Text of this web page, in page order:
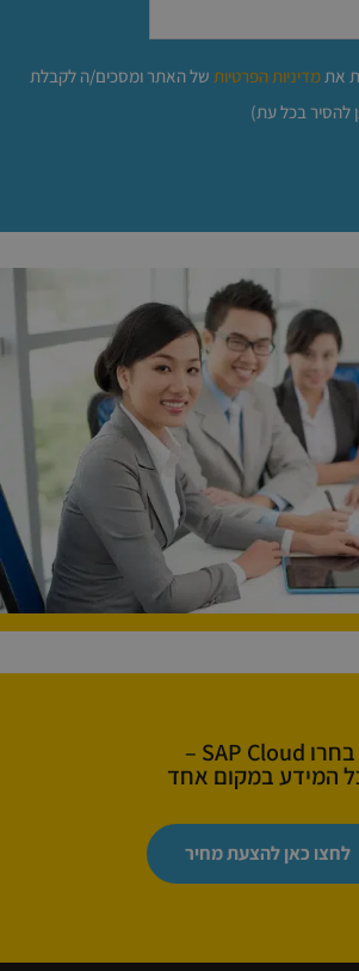
אתמדיניות הפרטיות של האתר ומסכים/ה לקבלת
להסיר בכל עת)
בחרו SAP Cloud –
המידע במקום אחד
לחצו כאן להצעת מחיר